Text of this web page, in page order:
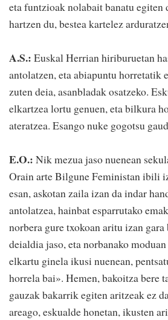
eta funtzioak nolabait banatu egiten
hartzen du, bestea kartelez
A.S.: Euskal Herrian hiriburuetan
antolatzen, eta abiapuntu horretatik
zuten deia, asanbladak osatzeko.
elkartzea lortu genuen, eta bilkura
ateratzea. Esango nuke gogotsu
E.O.: Nik mezua jaso nuenean
Orain arte Bilgune Feministan ibili
esan, askotan zaila izan da indar
antolatzea, hainbat esparrutako
norbera gure txokoan aritu izan
deialdia jaso, eta norbanako
elkartu ginela ikusi nuenean,
horrela bai». Hemen, bakoitza bere
gauzak bakarrik egiten aritzeak ez
areago, eskualde honetan, ikusten